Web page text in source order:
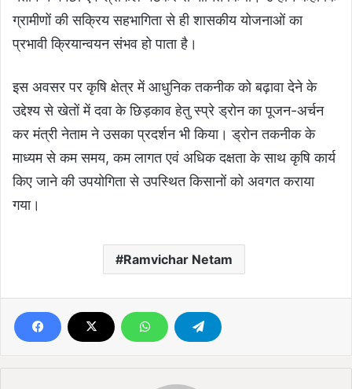
ग्रामीणों की सक्रिय सहभागिता से ही शासकीय योजनाओं का
प्रभावी क्रियान्वयन संभव हो पाता है।
इस अवसर पर कृषि क्षेत्र में आधुनिक तकनीक को बढ़ावा देने के
उद्देश्य से खेतों में दवा के छिड़काव हेतु स्प्रे ड्रोन का पूजन-अर्चन
कर मंत्री नेताम ने उसका प्रदर्शन भी किया। ड्रोन तकनीक के
माध्यम से कम समय, कम लागत एवं अधिक दक्षता के साथ कृषि कार्य
किए जाने की उपयोगिता से उपस्थित किसानों को अवगत कराया
गया।
Ramvichar Netam